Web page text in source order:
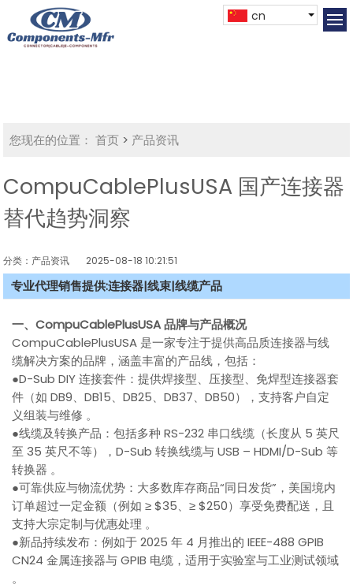
cn
您现在的位置： 首页 > 产品资讯
CompuCablePlusUSA 国产连接器
替代趋势洞察
分类：产品资讯 2025-08-18 10:21:51
专业代理销售提供:连接器|线束|线缆产品
一、CompuCablePlusUSA 品牌与产品概况
CompuCablePlusUSA 是一家专注于提供高品质连接器与线
缆解决方案的品牌，涵盖丰富的产品线，包括：
●D-Sub DIY 连接套件：提供焊接型、压接型、免焊型连接器套
件（如 DB9、DB15、DB25、DB37、DB50），支持客户自定
义组装与维修 。
●线缆及转换产品：包括多种 RS-232 串口线缆（长度从 5 英尺
至 35 英尺不等），D-Sub 转换线缆与 USB – HDMI/D-Sub 等
转换器 。
●可靠供应与物流优势：大多数库存商品“同日发货”，美国境内
订单超过一定金额（例如 ≥ $35、≥ $250）享受免费配送，且
支持大宗定制与优惠处理 。
●新品持续发布：例如于 2025 年 4 月推出的 IEEE-488 GPIB
CN24 金属连接器与 GPIB 电缆，适用于实验室与工业测试领域
。